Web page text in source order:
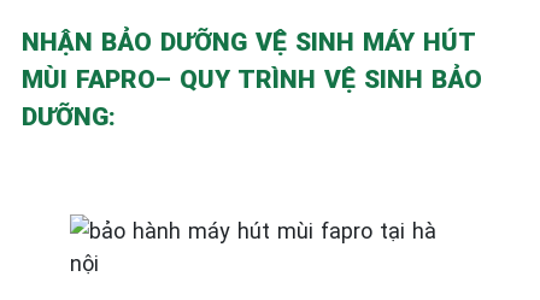
NHẬN BẢO DƯỠNG VỆ SINH MÁY HÚT
MÙI FAPRO– QUY TRÌNH VỆ SINH BẢO
DƯỠNG: